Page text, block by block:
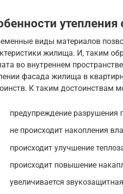
утепления
виды материалов
жилища. И, таким
во внутреннем
фасада жилища в
К таким достоинствам
предупреждение разрушения
не происходит накопления
происходит улучшение
происходит повышение
увеличивается